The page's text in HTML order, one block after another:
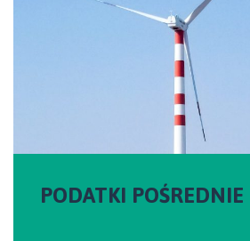
PODATKI POŚREDNIE